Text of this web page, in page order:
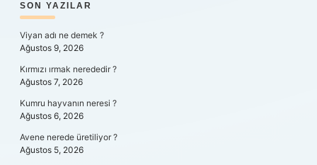
SIDEBAR
SON YAZILAR
Viyan adı ne demek ?
Ağustos 9, 2026
Kırmızı ırmak nerededir ?
Ağustos 7, 2026
Kumru hayvanın neresi ?
Ağustos 6, 2026
Avene nerede üretiliyor ?
Ağustos 5, 2026